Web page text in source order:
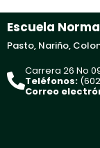
Escuela
Pasto, Nariño,
Carrera 26 No
Teléfonos:
Correo